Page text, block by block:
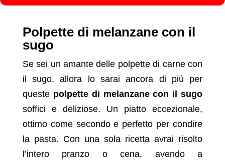
Polpette di melanzane con il
sugo
Se sei un amante delle polpette di carne con
il sugo, allora lo sarai ancora di più per
queste polpette di melanzane con il sugo
soffici e deliziose. Un piatto eccezionale,
ottimo come secondo e perfetto per condire
la pasta. Con una sola ricetta avrai risolto
l’intero pranzo o cena, avendo a